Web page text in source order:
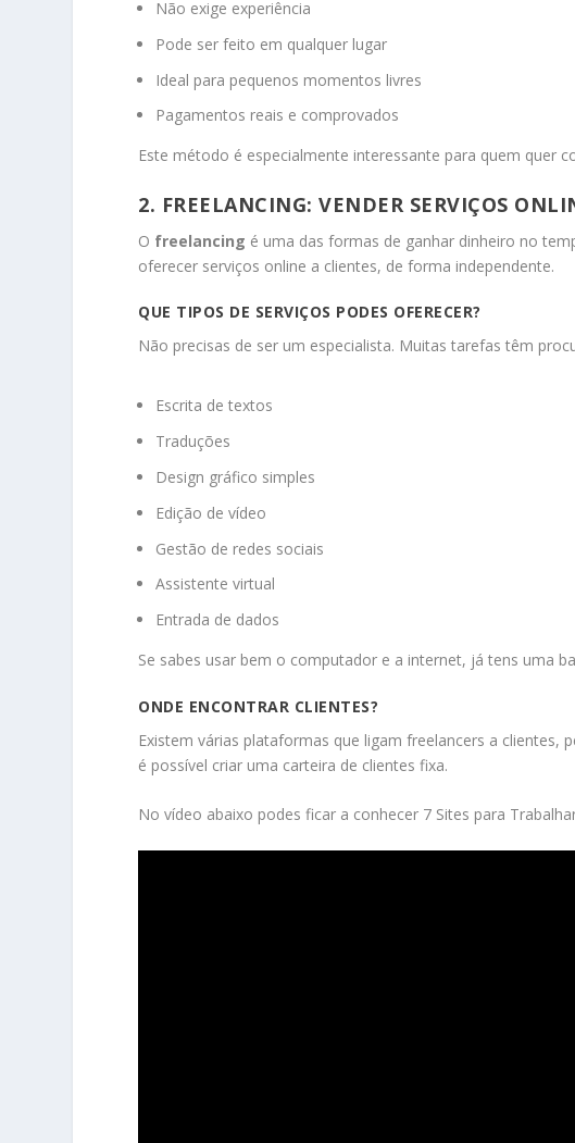
Não exige experiência
Pode ser feito em qualquer lugar
Ideal para pequenos momentos livres
Pagamentos reais e comprovados
Este método é especialmente interessante para quem quer
2. FREELANCING: VENDER SERVIÇOS
O freelancing é uma das formas de ganhar dinheiro no
oferecer serviços online a clientes, de forma independente.
QUE TIPOS DE SERVIÇOS PODES OFERECER?
Não precisas de ser um especialista. Muitas tarefas têm
Escrita de textos
Traduções
Design gráfico simples
Edição de vídeo
Gestão de redes sociais
Assistente virtual
Entrada de dados
Se sabes usar bem o computador e a internet, já tens uma
ONDE ENCONTRAR CLIENTES?
Existem várias plataformas que ligam freelancers a
é possível criar uma carteira de clientes fixa.
No vídeo abaixo podes ficar a conhecer 7 Sites para